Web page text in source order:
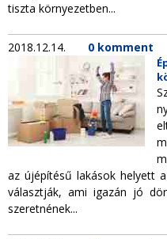
tiszta környezetben...
2018.12.14. 0 komment
az újépítésű lakások helyett
választják, ami igazán jó
szeretnének...